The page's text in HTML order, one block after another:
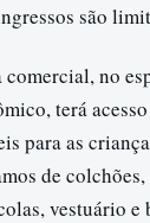
são
no
terá
para as
de colchões,
vestuário e